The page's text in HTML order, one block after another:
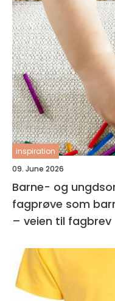
inspiration
09. June 2026
Barne- og
fagprøve som
– veien til fagbrev